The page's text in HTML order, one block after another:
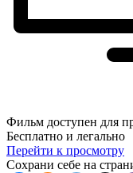
Фильм доступен для
Бесплатно и легально
Перейти к просмотру
Сохрани себе на